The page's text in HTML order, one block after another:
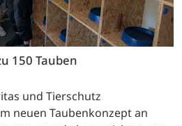
150 Tauben
und Tierschutz
neuen Taubenkonzept an